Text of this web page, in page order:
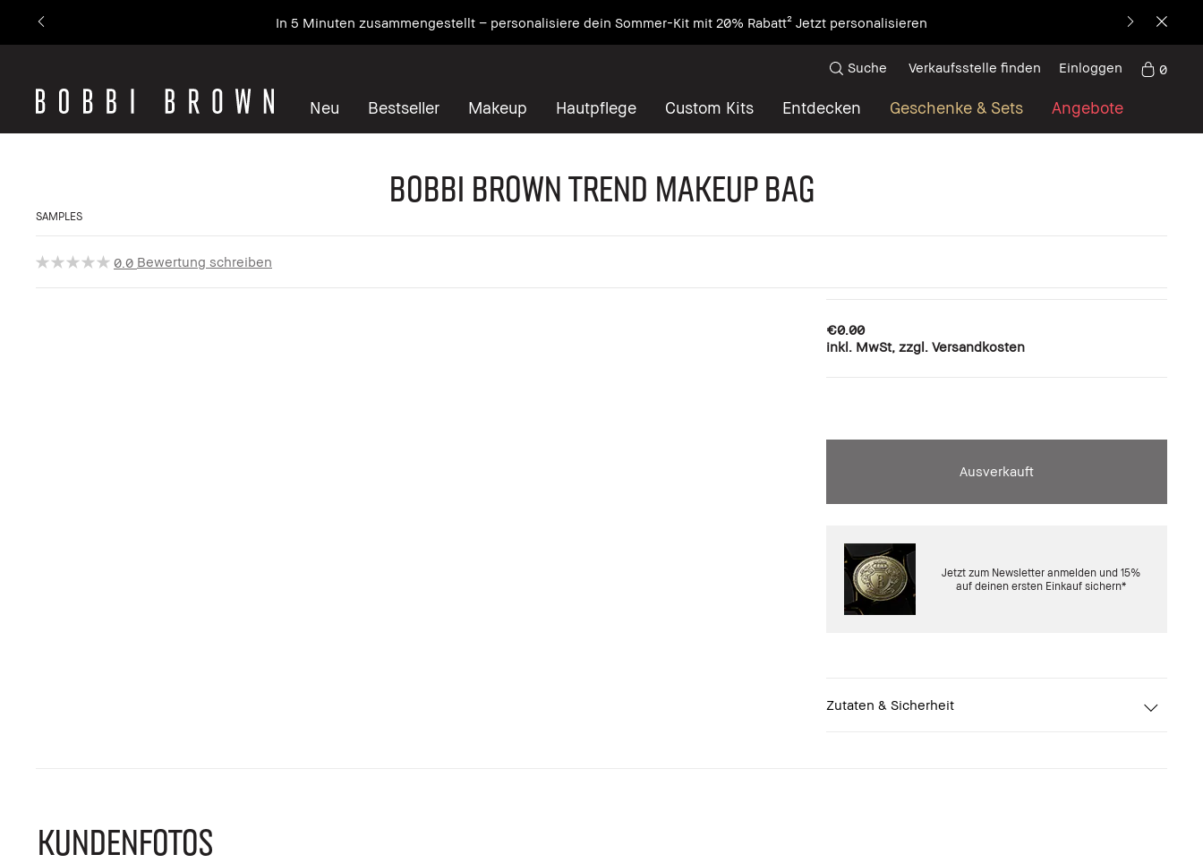
In 5 Minuten zusammengestellt – personalisiere dein Sommer-Kit mit 20% Rabatt² Jetzt personalisieren
Neu Bestseller Makeup Hautpflege Custom Kits Entdecken Geschenke & Sets Angebote
Suche Verkaufsstelle finden Einloggen 0
Bobbi Brown Trend Makeup Bag
SAMPLES
0.0 Bewertung schreiben
€0.00
inkl. MwSt, zzgl. Versandkosten
Ausverkauft
Jetzt zum Newsletter anmelden und 15%
auf deinen ersten Einkauf sichern*
Zutaten & Sicherheit
KUNDENFOTOS